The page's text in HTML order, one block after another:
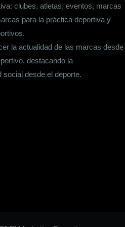
clubes, atletas, eventos, marcas
para la práctica deportiva y
la actualidad de las marcas desde
destacando la
social desde el deporte.